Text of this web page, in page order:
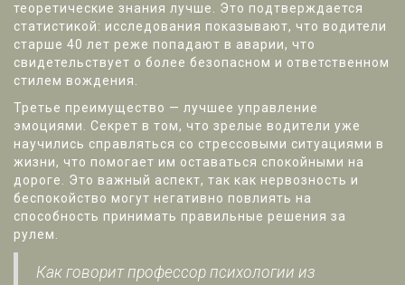
теоретические знания лучше. Это подтверждается
статистикой: исследования показывают, что водители
старше 40 лет реже попадают в аварии, что
свидетельствует о более безопасном и ответственном
стилем вождения.
Третье преимущество — лучшее управление
эмоциями. Секрет в том, что зрелые водители уже
научились справляться со стрессовыми ситуациями в
жизни, что помогает им оставаться спокойными на
дороге. Это важный аспект, так как нервозность и
беспокойство могут негативно повлиять на
способность принимать правильные решения за
рулем.
Как говорит профессор психологии из